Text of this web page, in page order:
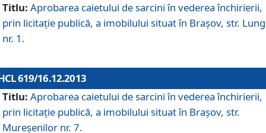
Titlu: Aprobarea caietului de sarcini în vederea închirierii,
prin licitaţie publică, a imobilului situat în Braşov, str.
nr. 1.
619/16.12.2013
Titlu: Aprobarea caietului de sarcini în vederea închirierii,
prin licitaţie publică, a imobilului situat în Braşov, str.
Mureşenilor nr. 7.